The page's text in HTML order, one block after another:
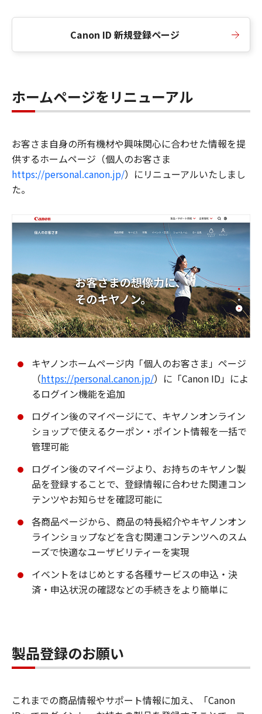
Canon ID 新規登録ページ
ホームページをリニューアル
お客さま自身の所有機材や興味関心に合わせた情報を提
供するホームページ（個人のお客さま
https://personal.canon.jp/）にリニューアルいたしまし
た。
キヤノンホームページ内「個人のお客さま」ページ
（https://personal.canon.jp/）に「Canon ID」によ
るログイン機能を追加
ログイン後のマイページにて、キヤノンオンライン
ショップで使えるクーポン・ポイント情報を一括で
管理可能
ログイン後のマイページより、お持ちのキヤノン製
品を登録することで、登録情報に合わせた関連コン
テンツやお知らせを確認可能に
各商品ページから、商品の特長紹介やキヤノンオン
ラインショップなどを含む関連コンテンツへのスム
ーズで快適なユーザビリティーを実現
イベントをはじめとする各種サービスの申込・決
済・申込状況の確認などの手続きをより簡単に
製品登録のお願い
これまでの商品情報やサポート情報に加え、「Canon